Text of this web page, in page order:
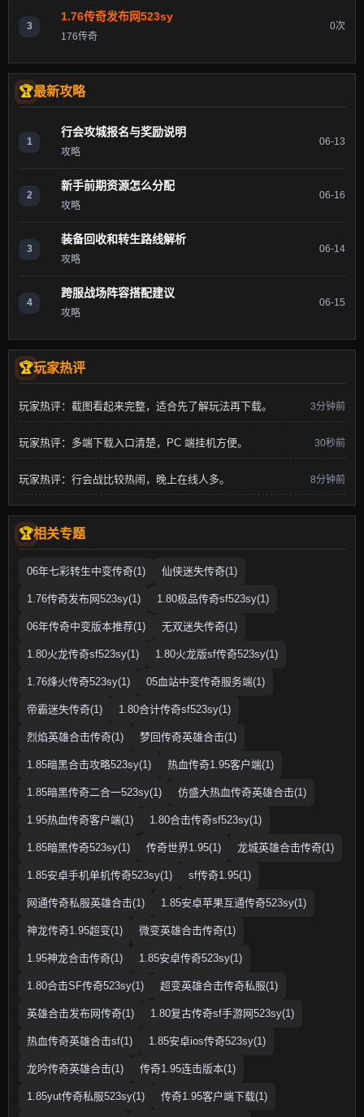
3
1.76传奇发布网523sy
176传奇
0次
最新攻略
1
行会攻城报名与奖励说明
攻略
06-13
2
新手前期资源怎么分配
攻略
06-16
3
装备回收和转生路线解析
攻略
06-14
4
跨服战场阵容搭配建议
攻略
06-15
玩家热评
玩家热评：截图看起来完整，适合先了解玩法再下载。 3分钟前
玩家热评：多端下载入口清楚，PC 端挂机方便。 30秒前
玩家热评：行会战比较热闹，晚上在线人多。 8分钟前
相关专题
06年七彩转生中变传奇(1) 仙侠迷失传奇(1)
1.76传奇发布网523sy(1) 1.80极品传奇sf523sy(1)
06年传奇中变版本推荐(1) 无双迷失传奇(1)
1.80火龙传奇sf523sy(1) 1.80火龙版sf传奇523sy(1)
1.76烽火传奇523sy(1) 05血站中变传奇服务端(1)
帝霸迷失传奇(1) 1.80合计传奇sf523sy(1)
烈焰英雄合击传奇(1) 梦回传奇英雄合击(1)
1.85暗黑合击攻略523sy(1) 热血传奇1.95客户端(1)
1.85暗黑传奇二合一523sy(1) 仿盛大热血传奇英雄合击(1)
1.95热血传奇客户端(1) 1.80合击传奇sf523sy(1)
1.85暗黑传奇523sy(1) 传奇世界1.95(1) 龙城英雄合击传奇(1)
1.85安卓手机单机传奇523sy(1) sf传奇1.95(1)
网通传奇私服英雄合击(1) 1.85安卓苹果互通传奇523sy(1)
神龙传奇1.95超变(1) 微变英雄合击传奇(1)
1.95神龙合击传奇(1) 1.85安卓传奇523sy(1)
1.80合击SF传奇523sy(1) 超变英雄合击传奇私服(1)
英雄合击发布网传奇(1) 1.80复古传奇sf手游网523sy(1)
热血传奇英雄合击sf(1) 1.85安卓ios传奇523sy(1)
龙吟传奇英雄合击(1) 传奇1.95连击版本(1)
1.85yut传奇私服523sy(1) 传奇1.95客户端下载(1)